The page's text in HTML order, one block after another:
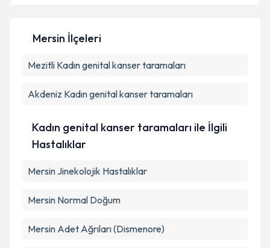
Metni'ni okudum ve kişisel verilerimin belirtilen
Mersin İlçeleri
Mezitli Kadın genital kanser taramaları
Akdeniz Kadın genital kanser taramaları
Kadın genital kanser taramaları ile İlgili
Hastalıklar
Mersin Jinekolojik Hastalıklar
Mersin Normal Doğum
Mersin Adet Ağrıları (Dismenore)